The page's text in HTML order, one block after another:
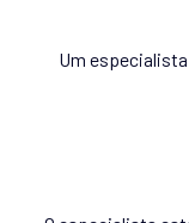
Um